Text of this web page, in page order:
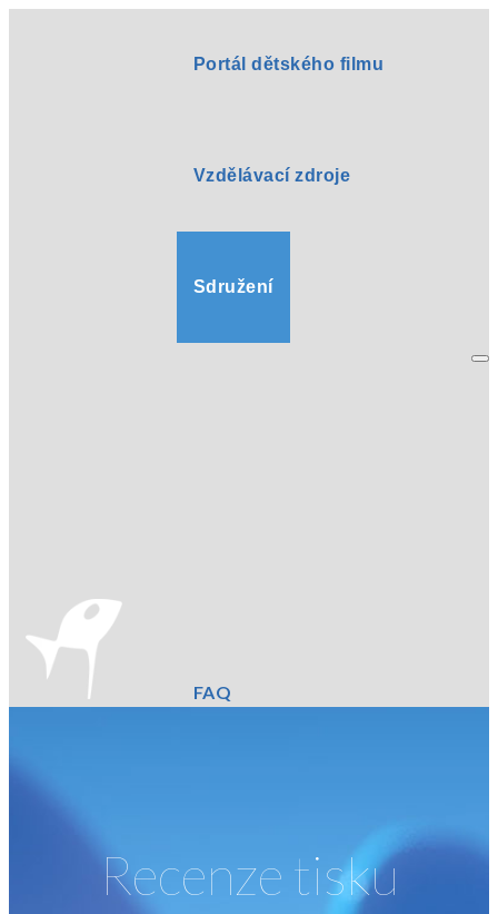
Portál dětského filmu
Vzdělávací zdroje
Sdružení
FAQ
Recenze tisku